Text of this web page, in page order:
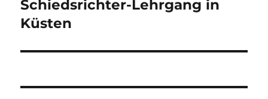
Nächster
Beitrag:
Schiedsrichter-Lehrgang in
Küsten